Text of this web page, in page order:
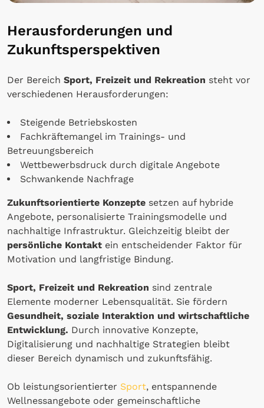
Herausforderungen und
Zukunftsperspektiven
Der Bereich Sport, Freizeit und Rekreation steht vor
verschiedenen Herausforderungen:
Steigende Betriebskosten
Fachkräftemangel im Trainings- und
Betreuungsbereich
Wettbewerbsdruck durch digitale Angebote
Schwankende Nachfrage
Zukunftsorientierte Konzepte setzen auf hybride
Angebote, personalisierte Trainingsmodelle und
nachhaltige Infrastruktur. Gleichzeitig bleibt der
persönliche Kontakt ein entscheidender Faktor für
Motivation und langfristige Bindung.
Sport, Freizeit und Rekreation sind zentrale
Elemente moderner Lebensqualität. Sie fördern
Gesundheit, soziale Interaktion und wirtschaftliche
Entwicklung. Durch innovative Konzepte,
Digitalisierung und nachhaltige Strategien bleibt
dieser Bereich dynamisch und zukunftsfähig.
Ob leistungsorientierter Sport, entspannende
Wellnessangebote oder gemeinschaftliche